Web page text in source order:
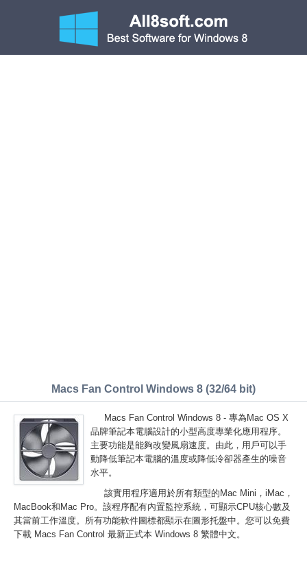
Macs Fan Control Windows 8 (32/64 bit)
Macs Fan Control Windows 8 - 專為Mac OS X
品牌筆記本電腦設計的小型高度專業化應用程序。
主要功能是能夠改變風扇速度。由此，用戶可以手
動降低筆記本電腦的溫度或降低冷卻器產生的噪音
水平。
該實用程序適用於所有類型的Mac Mini，iMac，
MacBook和Mac Pro。該程序配有內置監控系統，可顯示CPU核心數及
其當前工作溫度。所有功能軟件圖標都顯示在圖形托盤中。您可以免費
下載 Macs Fan Control 最新正式本 Windows 8 繁體中文。